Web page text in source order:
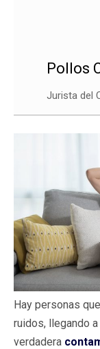
Pollos
Jurista del
Hay personas
ruidos, llegando
verdadera